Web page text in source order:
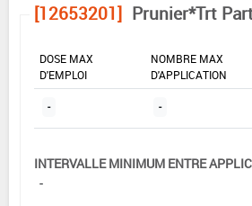
[12653201] Prunier*Trt
DOSE MAX
D'EMPLOI
NOMBRE MAX
D'APPLICATION
- -
INTERVALLE MINIMUM ENTRE
-